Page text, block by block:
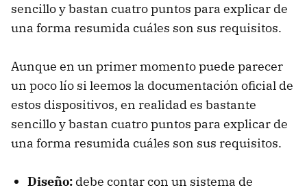
sencillo y bastan cuatro puntos para explicar de
una forma resumida cuáles son sus requisitos.
Aunque en un primer momento puede parecer
un poco lío si leemos la documentación oficial de
estos dispositivos, en realidad es bastante
sencillo y bastan cuatro puntos para explicar de
una forma resumida cuáles son sus requisitos.
Diseño: debe contar con un sistema de